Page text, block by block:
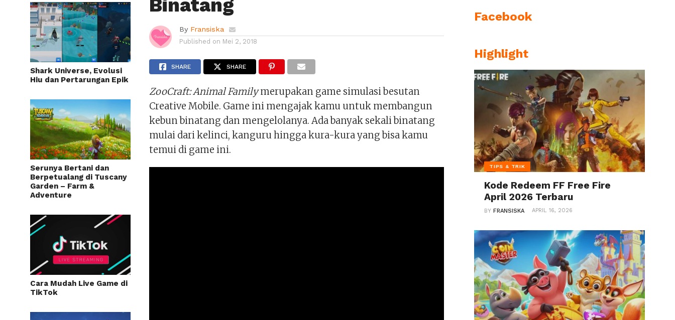
Shark Universe, Evolusi
Hiu dan Pertarungan Epik
Serunya Bertani dan
Berpetualang di Tuscany
Garden – Farm &
Adventure
Cara Mudah Live Game di
TikTok
Binatang
By Fransiska
Published on Mei 2, 2018
SHARE SHARE
ZooCraft: Animal Familymerupakan game simulasi besutan
Creative Mobile. Game ini mengajak kamu untuk membangun
kebun binatang dan mengelolanya. Ada banyak sekali binatang
mulai dari kelinci, kanguru hingga kura-kura yang bisa kamu
temui di game ini.
Facebook
Highlight
TIPS & TRIK
Kode Redeem FF Free Fire
April 2026 Terbaru
BYFRANSISKA APRIL 16, 2026